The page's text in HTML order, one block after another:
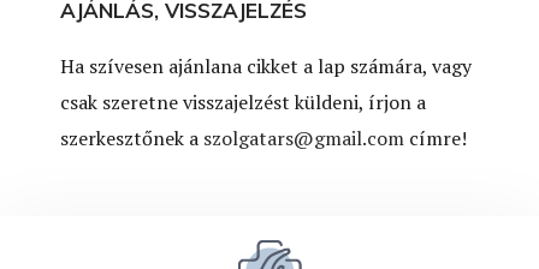
AJÁNLÁS, VISSZAJELZÉS
Ha szívesen ajánlana cikket a lap számára, vagy
csak szeretne visszajelzést küldeni, írjon a
szerkesztőnek a szolgatars@gmail.com címre!